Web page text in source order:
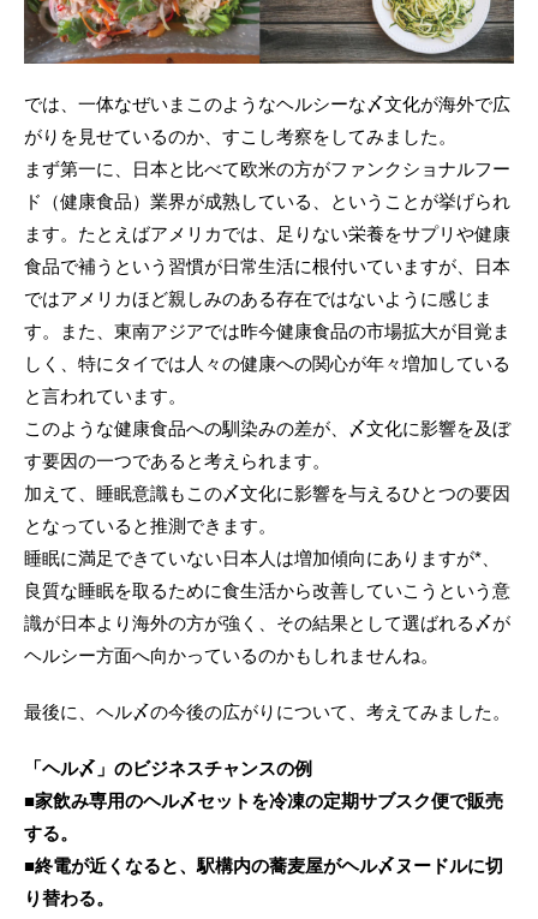
では、一体なぜいまこのようなヘルシーな〆文化が海外で広
がりを見せているのか、すこし考察をしてみました。
まず第一に、日本と比べて欧米の方がファンクショナルフー
ド（健康食品）業界が成熟している、ということが挙げられ
ます。たとえばアメリカでは、足りない栄養をサプリや健康
食品で補うという習慣が日常生活に根付いていますが、日本
ではアメリカほど親しみのある存在ではないように感じま
す。また、東南アジアでは昨今健康食品の市場拡大が目覚ま
しく、特にタイでは人々の健康への関心が年々増加している
と言われています。
このような健康食品への馴染みの差が、〆文化に影響を及ぼ
す要因の一つであると考えられます。
加えて、睡眠意識もこの〆文化に影響を与えるひとつの要因
となっていると推測できます。
睡眠に満足できていない日本人は増加傾向にありますが*、
良質な睡眠を取るために食生活から改善していこうという意
識が日本より海外の方が強く、その結果として選ばれる〆が
ヘルシー方面へ向かっているのかもしれませんね。
最後に、ヘル〆の今後の広がりについて、考えてみました。
「ヘル〆」のビジネスチャンスの例
■家飲み専用のヘル〆セットを冷凍の定期サブスク便で販売
する。
■終電が近くなると、駅構内の蕎麦屋がヘル〆ヌードルに切
り替わる。